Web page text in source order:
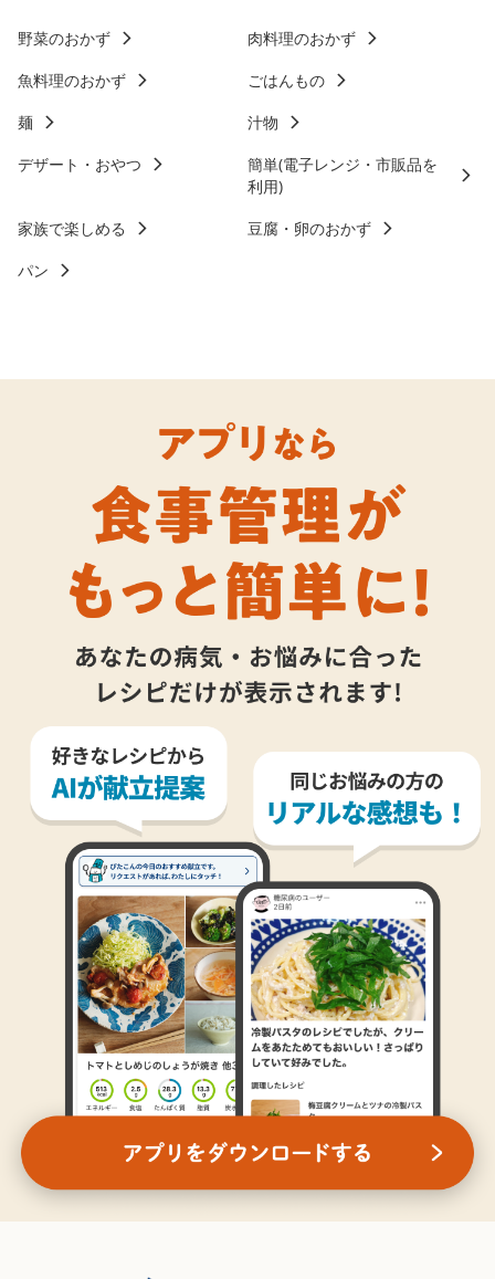
野菜のおかず
肉料理のおかず
魚料理のおかず
ごはんもの
麺
汁物
デザート・おやつ
簡単(電子レンジ・市販品を
利用)
家族で楽しめる
豆腐・卵のおかず
パン